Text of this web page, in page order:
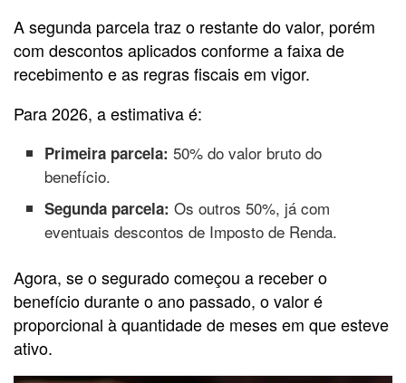
A segunda parcela traz o restante do valor, porém
com descontos aplicados conforme a faixa de
recebimento e as regras fiscais em vigor.
Para 2026, a estimativa é:
Primeira parcela: 50% do valor bruto do
benefício.
Segunda parcela: Os outros 50%, já com
eventuais descontos de Imposto de Renda.
Agora, se o segurado começou a receber o
benefício durante o ano passado, o valor é
proporcional à quantidade de meses em que esteve
ativo.